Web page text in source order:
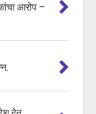
आरोप –